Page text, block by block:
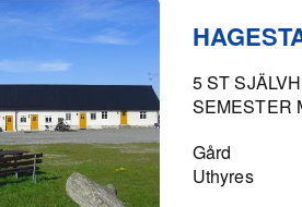
5 ST
SEMESTER
Gård
Uthyres